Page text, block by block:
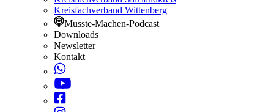
Kreisfachverband Wittenberg
Musste-Machen-Podcast
Downloads
Newsletter
Kontakt